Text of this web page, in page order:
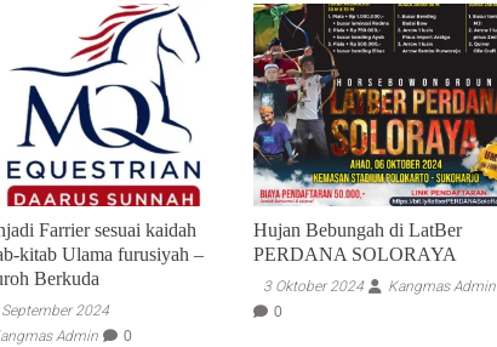
Farrier sesuai kaidah
kitab Ulama furusiyah –
Berkuda
September 2024
Admin
0
Hujan Bebungah di LatBer
PERDANA SOLORAYA
3 Oktober 2024
Kangmas Admin
0